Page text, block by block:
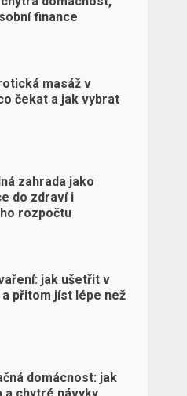
finance
masáž v
čekat a jak vybrat
zahrada jako
do zdraví i
rozpočtu
jak ušetřit v
a přitom jíst lépe než
domácnost: jak
a chytré návyky